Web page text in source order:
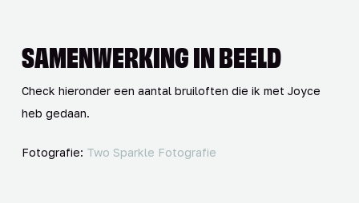
SAMENWERKING IN BEELD
Check hieronder een aantal bruiloften die ik met Joyce
heb gedaan.
Fotografie: Two Sparkle Fotografie